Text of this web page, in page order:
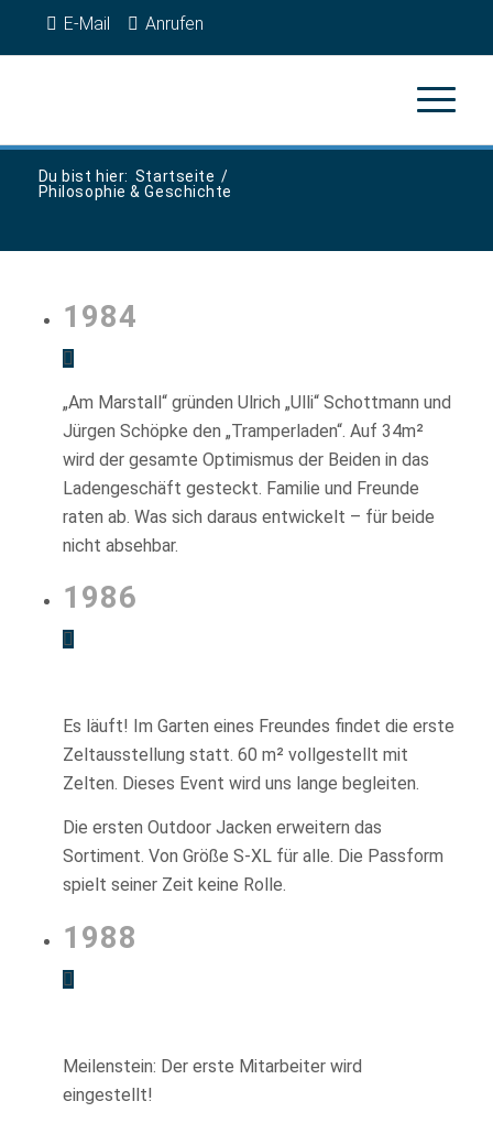
E-Mail Anrufen
Du bist hier: Startseite /
Philosophie & Geschichte
1984
„Am Marstall“ gründen Ulrich „Ulli“ Schottmann und
Jürgen Schöpke den „Tramperladen“. Auf 34m²
wird der gesamte Optimismus der Beiden in das
Ladengeschäft gesteckt. Familie und Freunde
raten ab. Was sich daraus entwickelt – für beide
nicht absehbar.
1986
Es läuft! Im Garten eines Freundes findet die erste
Zeltausstellung statt. 60 m² vollgestellt mit
Zelten. Dieses Event wird uns lange begleiten.
Die ersten Outdoor Jacken erweitern das
Sortiment. Von Größe S-XL für alle. Die Passform
spielt seiner Zeit keine Rolle.
1988
Meilenstein: Der erste Mitarbeiter wird
eingestellt!